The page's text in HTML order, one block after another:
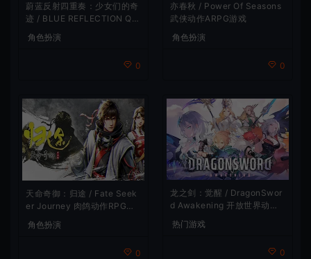
蔚蓝反射四重奏：少女们的奇
迹 / BLUE REFLECTION Qu
artet 卡通回合制RPG游戏
角色扮演
0
亦春秋 / Power Of Seasons
武侠动作ARPG游戏
角色扮演
0
天命奇御：归途 / Fate Seek
er Journey 肉鸽动作RPG游
角色扮演
0
龙之剑：觉醒 / DragonSwor
d Awakening 开放世界动作R
PG游戏
热门游戏
0